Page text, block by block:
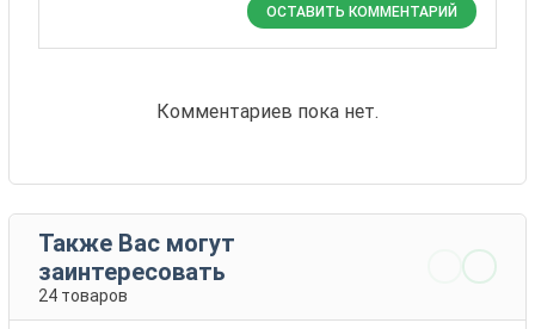
ОСТАВИТЬ КОММЕНТАРИЙ
Комментариев пока нет.
Также Вас могут
заинтересовать
24 товаров